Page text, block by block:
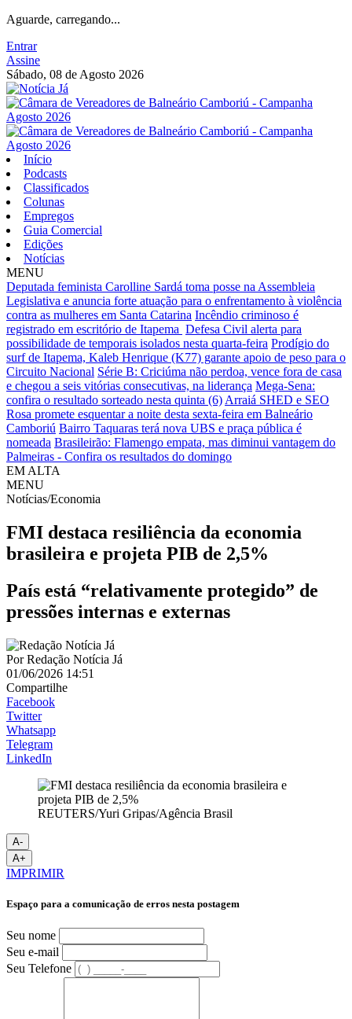
Aguarde, carregando...
Entrar
Assine
Sábado, 08 de Agosto 2026
Início
Podcasts
Classificados
Colunas
Empregos
Guia Comercial
Edições
Notícias
MENU
Deputada feminista Carolline Sardá toma posse na Assembleia
Legislativa e anuncia forte atuação para o enfrentamento à violência
contra as mulheres em Santa Catarina Incêndio criminoso é
registrado em escritório de Itapema Defesa Civil alerta para
possibilidade de temporais isolados nesta quarta-feira Prodígio do
surf de Itapema, Kaleb Henrique (K77) garante apoio de peso para o
Circuito Nacional Série B: Criciúma não perdoa, vence fora de casa
e chegou a seis vitórias consecutivas, na liderança Mega-Sena:
confira o resultado sorteado nesta quinta (6) Arraiá SHED e SEO
Rosa promete esquentar a noite desta sexta-feira em Balneário
Camboriú Bairro Taquaras terá nova UBS e praça pública é
nomeada Brasileirão: Flamengo empata, mas diminui vantagem do
Palmeiras - Confira os resultados do domingo
EM ALTA
MENU
Notícias/Economia
FMI destaca resiliência da economia
brasileira e projeta PIB de 2,5%
País está “relativamente protegido” de
pressões internas e externas
PorRedação Notícia Já
01/06/2026 14:51
Compartilhe
Facebook
Twitter
Whatsapp
Telegram
LinkedIn
REUTERS/Yuri Gripas/Agência Brasil
A-
A+
IMPRIMIR
Espaço para a comunicação de erros nesta postagem
Seu nome
Seu e-mail
Seu Telefone